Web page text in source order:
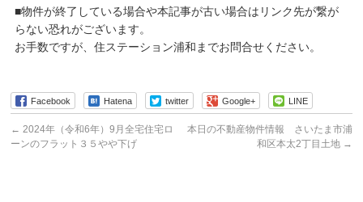
■物件が終了している場合や本記事が古い場合はリンク先が繋が
らない恐れがございます。
お手数ですが、住ステーション浦和までお問合せください。
Facebook Hatena twitter Google+ LINE
← 2024年（令和6年）9月全宅住宅ロ
ーンのフラット３５やや下げ
本日の不動産物件情報 さいたま市浦
和区本太2丁目土地 →